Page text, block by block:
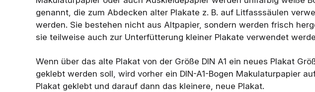
genannt, die zum Abdecken alter Plakate z. B. auf Litfasssäulen
werden. Sie bestehen nicht aus Altpapier, sondern werden frisch
sie teilweise auch zur Unterfütterung kleiner Plakate verwendet
Wenn über das alte Plakat von der Größe DIN A1 ein neues Plakat
geklebt werden soll, wird vorher ein DIN-A1-Bogen Makulaturpapier
Plakat geklebt und darauf dann das kleinere, neue Plakat.